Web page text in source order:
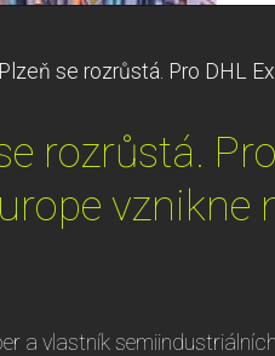
se rozrůstá. Pro DHL
rozrůstá.
vznikne
a vlastník